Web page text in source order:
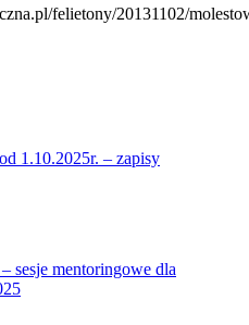
felietony/20131102/
1.10.2025r. – zapisy
mentoringowe dla